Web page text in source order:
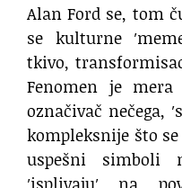
Alan Ford se, tom
se kulturne
tkivo,
Fenomen je
označivač nečega,
kompleksnije što
uspešni simboli
′isplivaju′ na